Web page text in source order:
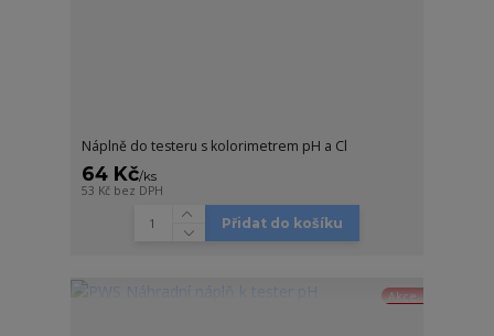
Náplně do testeru s kolorimetrem pH a Cl
64 Kč/ks
53 Kč bez DPH
Přidat do košíku
Akce